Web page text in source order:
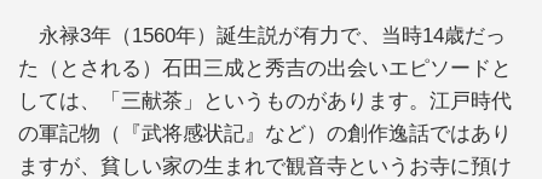
永禄3年（1560年）誕生説が有力で、当時14歳だっ
た（とされる）石田三成と秀吉の出会いエピソードと
しては、「三献茶」というものがあります。江戸時代
の軍記物（『武将感状記』など）の創作逸話ではあり
ますが、貧しい家の生まれで観音寺というお寺に預け